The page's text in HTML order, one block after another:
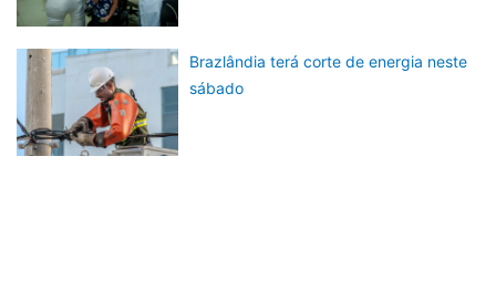
Brazlândia terá corte de energia neste
sábado